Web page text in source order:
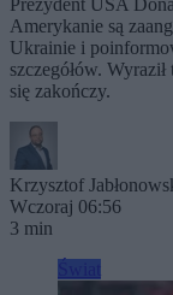
Prezydent USA
Amerykanie są
Ukrainie i
szczegółów.
się zakończy.
Krzysztof
Wczoraj 06:56
3 min